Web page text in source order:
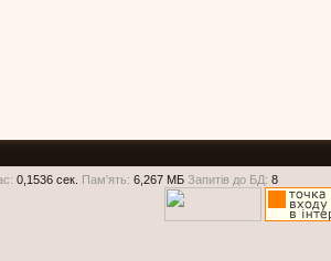
0,1536 сек. Пам'ять: 6,267 МБ Запитів до БД: 8